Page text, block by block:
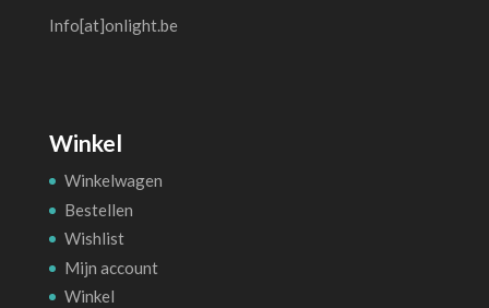
Info[at]onlight.be
Winkel
Winkelwagen
Bestellen
Wishlist
Mijn account
Winkel